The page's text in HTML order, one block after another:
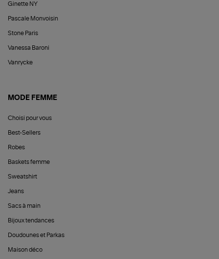
Ginette NY
Pascale Monvoisin
Stone Paris
Vanessa Baroni
Vanrycke
MODE FEMME
Choisi pour vous
Best-Sellers
Robes
Baskets femme
Sweatshirt
Jeans
Sacs à main
Bijoux tendances
Doudounes et Parkas
Maison déco